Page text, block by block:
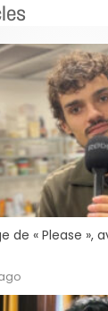
de « Please »,